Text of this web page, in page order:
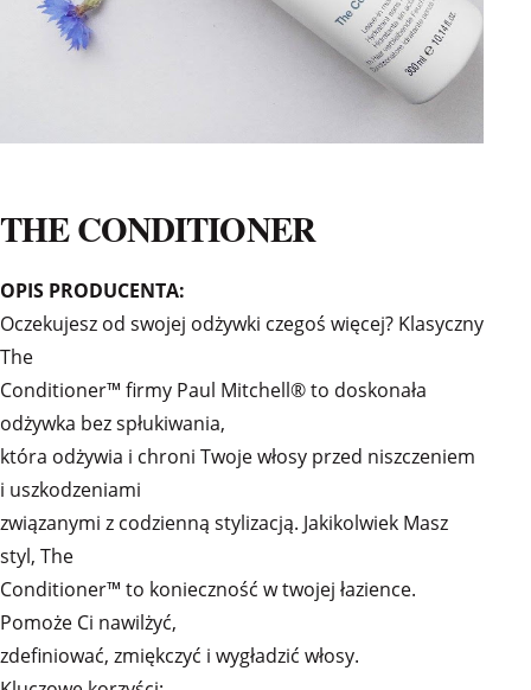
THE CONDITIONER
OPIS PRODUCENTA:
Oczekujesz od swojej odżywki czegoś więcej? Klasyczny
The
Conditioner™ firmy Paul Mitchell® to doskonała
odżywka bez spłukiwania,
która odżywia i chroni Twoje włosy przed niszczeniem
i uszkodzeniami
związanymi z codzienną stylizacją. Jakikolwiek Masz
styl, The
Conditioner™ to konieczność w twojej łazience.
Pomoże Ci nawilżyć,
zdefiniować, zmiękczyć i wygładzić włosy.